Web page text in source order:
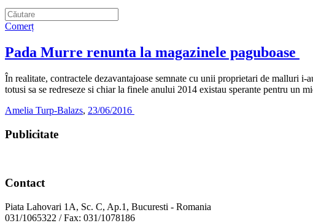
Comerț
Pada Murre renunta la magazinele paguboase
În realitate, contractele dezavantajoase semnate cu unii proprietari de malluri
totusi sa se redreseze si chiar la finele anului 2014 existau sperante pentru un
Amelia Turp-Balazs, 23/06/2016
Publicitate
Contact
Piata Lahovari 1A, Sc. C, Ap.1, Bucuresti - Romania
031/1065322 / Fax: 031/1078186